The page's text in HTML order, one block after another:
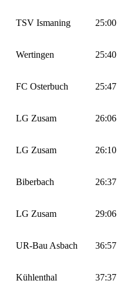
TSV Ismaning 25:00
Wertingen 25:40
FC Osterbuch 25:47
LG Zusam 26:06
LG Zusam 26:10
Biberbach 26:37
LG Zusam 29:06
UR-Bau Asbach 36:57
Kühlenthal 37:37